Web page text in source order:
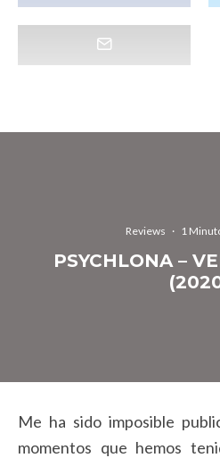
Reviews · 1
PSYCHLONA –
Me ha sido imposible
momentos que hemos